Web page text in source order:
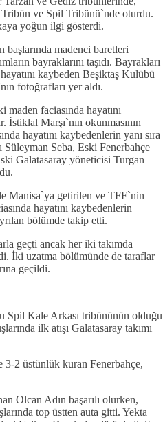
Tribün ve Spil Tribünü`nde oturdu.
yoğun ilgi gösterdi.
başlarında madenci baretleri
bayraklarını taşıdı. Bayrakları
kaybeden Beşiktaş Kulübü
fotoğrafları yer aldı.
faciasında hayatını
İstiklal Marşı`nın okunmasının
hayatını kaybedenlerin yanı sıra
Seba, Eski Fenerbahçe
Galatasaray yöneticisi Turgan
Manisa`ya getirilen ve TFF`nin
hayatını kaybedenlerin
bölümde takip etti.
geçti ancak her iki takımda
İki uzatma bölümünde de taraflar
geçildi.
Spil Kale Arkası tribününün olduğu
ilk atışı Galatasaray takımı
3-2 üstünlük kuran Fenerbahçe,
Olcan Adın başarılı olurken,
top üstten auta gitti. Yekta